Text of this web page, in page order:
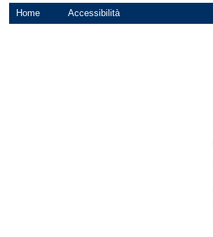
Home Accessibilità